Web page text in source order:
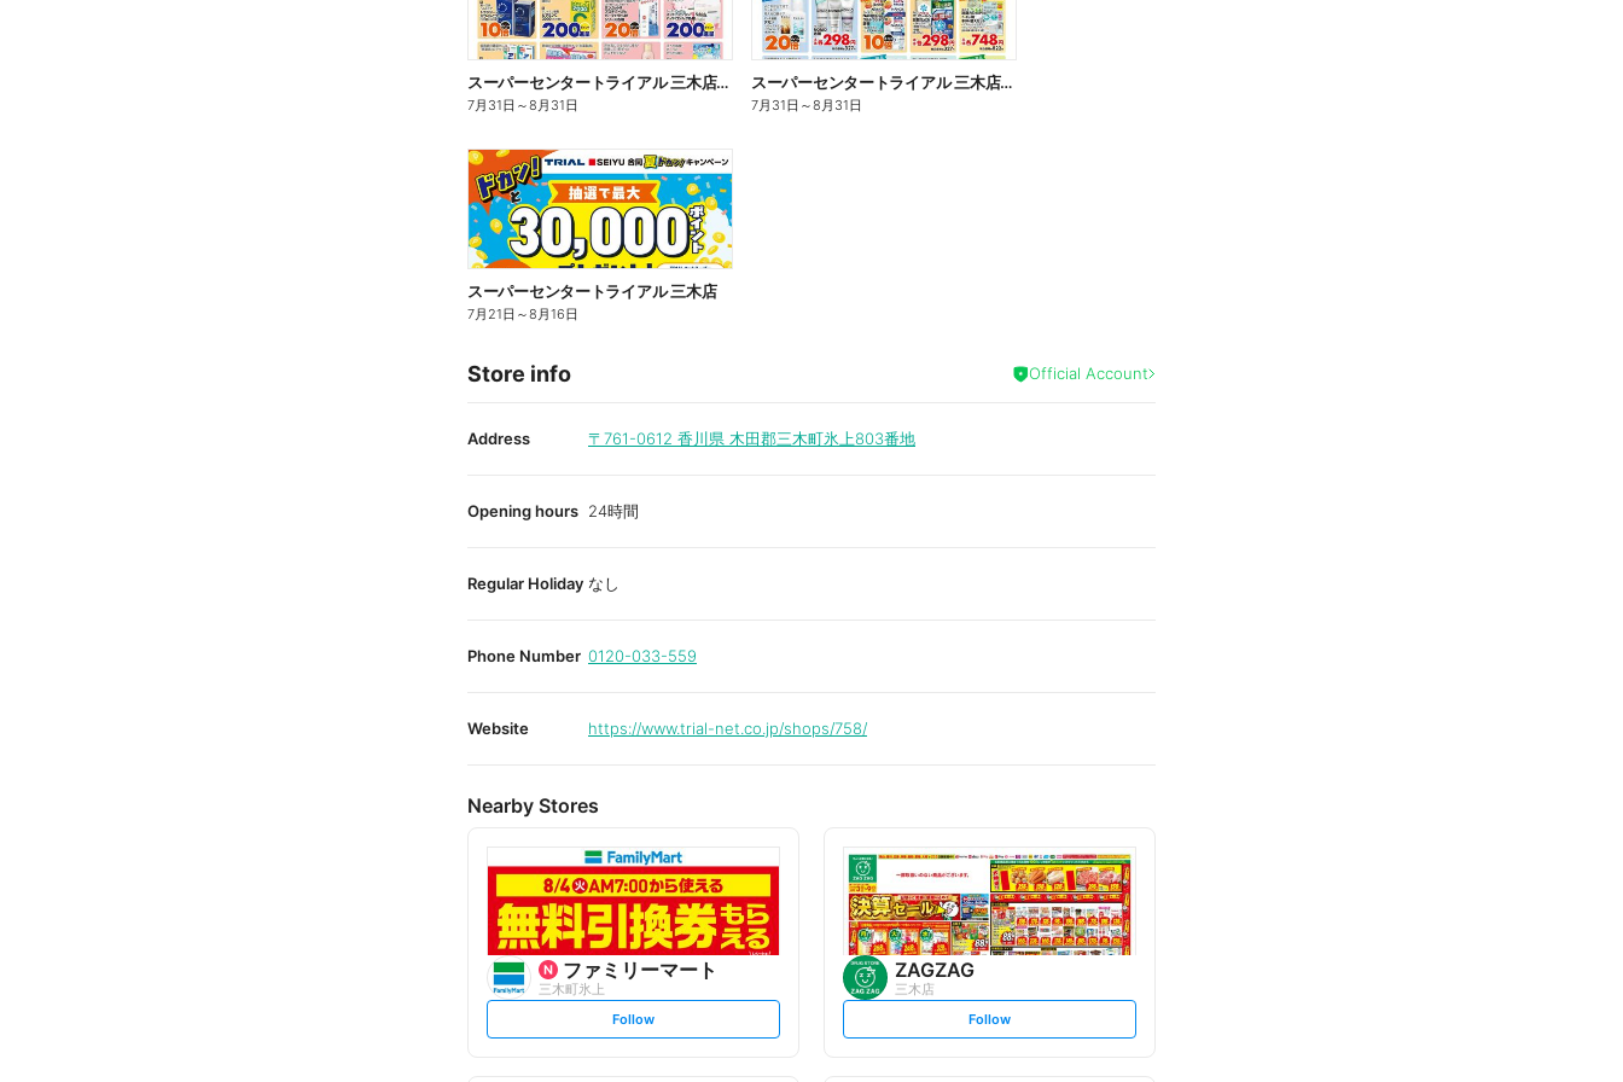
スーパーセンタートライアル 三木店_表
7月31日 ～8月31日
スーパーセンタートライアル 三木店_裏
7月31日 ～8月31日
スーパーセンタートライアル 三木店
7月21日 ～8月16日
Store info Official Account
Address 〒761-0612 香川県 木田郡三木町氷上803番地
Opening hours 24時間
Regular Holiday なし
Phone Number 0120-033-559
Website https://www.trial-net.co.jp/shops/758/
Nearby Stores
ファミリーマート
三木町氷上
s
t
Follow
ZAGZAG
三木店
s
t
Follow